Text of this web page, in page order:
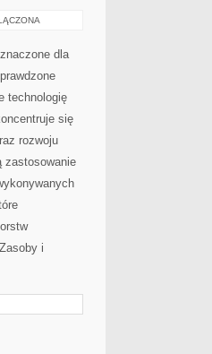
dla
technologię
się
rozwoju
zastosowanie
i